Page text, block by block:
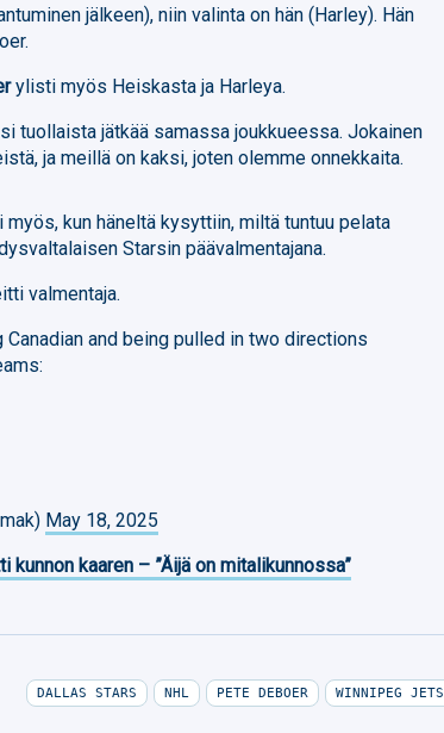
jälkeen), niin valinta on hän (Harley). Hän
ylisti myös Heiskasta ja Harleya.
tuollaista jätkää samassa joukkueessa. Jokainen
ja meillä on kaksi, joten olemme onnekkaita.
myös, kun häneltä kysyttiin, miltä tuntuu pelata
Starsin päävalmentajana.
valmentaja.
and being pulled in two directions
May 18, 2025
kunnon kaaren – ”Äijä on mitalikunnossa”
DALLAS STARS NHL PETE DEBOER WINNIPEG JETS